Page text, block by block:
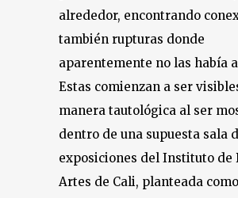
alrededor, encontrando
también rupturas donde
aparentemente no las había
Estas comienzan a ser
manera tautológica al ser
dentro de una supuesta sala
exposiciones del Instituto de
Artes de Cali, planteada